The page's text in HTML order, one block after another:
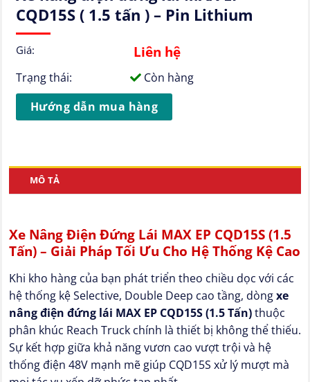
CQD15S ( 1.5 tấn ) – Pin Lithium
Giá: Liên hệ
Trạng thái:
Còn hàng
Hướng dẫn mua hàng
MÔ TẢ
Xe Nâng Điện Đứng Lái MAX EP CQD15S (1.5
Tấn) – Giải Pháp Tối Ưu Cho Hệ Thống Kệ Cao
Khi kho hàng của bạn phát triển theo chiều dọc với các
hệ thống kệ Selective, Double Deep cao tầng, dòngxe
nâng điện đứng lái MAX EP CQD15S (1.5 Tấn)thuộc
phân khúc Reach Truck chính là thiết bị không thể thiếu.
Sự kết hợp giữa khả năng vươn cao vượt trội và hệ
thống điện 48V mạnh mẽ giúp CQD15S xử lý mượt mà